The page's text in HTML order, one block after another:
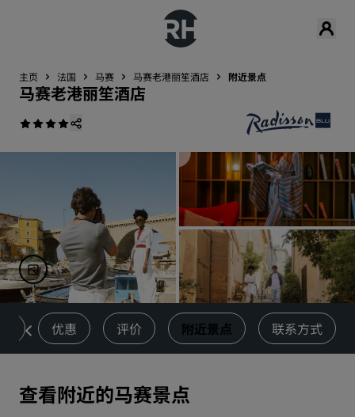
主页 法国 马赛 马赛老港丽笙酒店 附近景点
马赛老港丽笙酒店
优惠 评价 附近景点 联系方式
查看附近的马赛景点